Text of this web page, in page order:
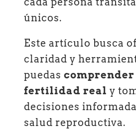
únicos.
Este artículo busca
claridad y
puedascomprender
fertilidad real y
decisiones
salud reproductiva.